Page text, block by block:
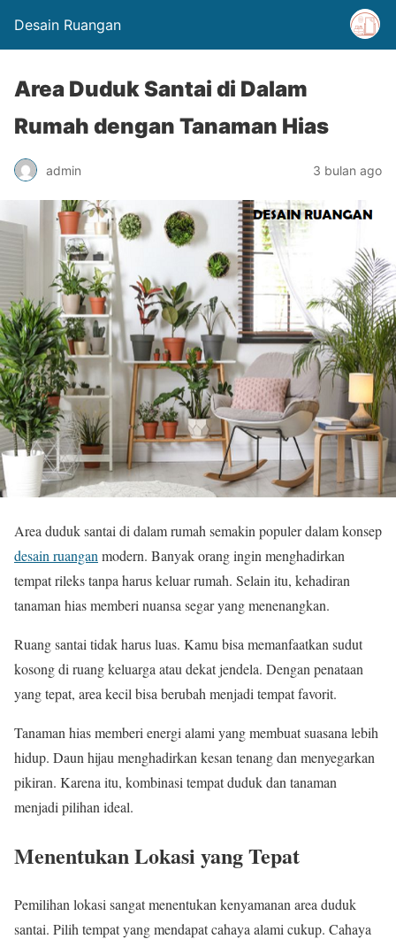
Desain Ruangan
Area Duduk Santai di Dalam
Rumah dengan Tanaman Hias
admin 3 bulan ago
Area duduk santai di dalam rumah semakin populer dalam konsep
desain ruangan modern. Banyak orang ingin menghadirkan
tempat rileks tanpa harus keluar rumah. Selain itu, kehadiran
tanaman hias memberi nuansa segar yang menenangkan.
Ruang santai tidak harus luas. Kamu bisa memanfaatkan sudut
kosong di ruang keluarga atau dekat jendela. Dengan penataan
yang tepat, area kecil bisa berubah menjadi tempat favorit.
Tanaman hias memberi energi alami yang membuat suasana lebih
hidup. Daun hijau menghadirkan kesan tenang dan menyegarkan
pikiran. Karena itu, kombinasi tempat duduk dan tanaman
menjadi pilihan ideal.
Menentukan Lokasi yang Tepat
Pemilihan lokasi sangat menentukan kenyamanan area duduk
santai. Pilih tempat yang mendapat cahaya alami cukup. Cahaya